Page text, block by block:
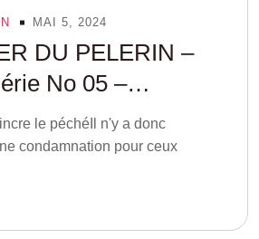
MAI 5, 2024
DU PELERIN –
No 05 –
le péchéIl n'y a donc
condamnation pour ceux